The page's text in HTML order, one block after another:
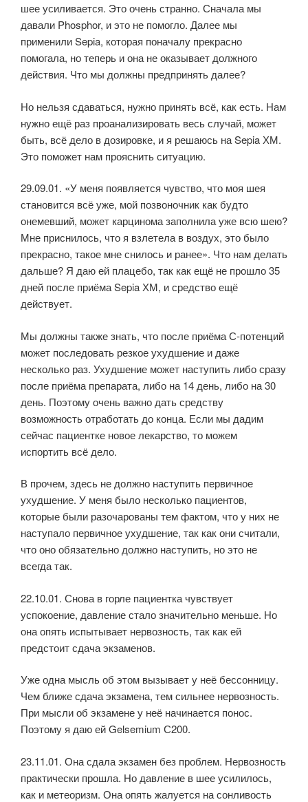
шее усиливается. Это очень странно. Сначала мы
давали Phosphor, и это не помогло. Далее мы
применили Sepia, которая поначалу прекрасно
помогала, но теперь и она не оказывает должного
действия. Что мы должны предпринять далее?
Но нельзя сдаваться, нужно принять всё, как есть. Нам
нужно ещё раз проанализировать весь случай, может
быть, всё дело в дозировке, и я решаюсь на Sepia ХМ.
Это поможет нам прояснить ситуацию.
29.09.01. «У меня появляется чувство, что моя шея
становится всё уже, мой позвоночник как будто
онемевший, может карцинома заполнила уже всю шею?
Мне приснилось, что я взлетела в воздух, это было
прекрасно, такое мне снилось и ранее». Что нам делать
дальше? Я даю ей плацебо, так как ещё не прошло 35
дней после приёма Sepia ХМ, и средство ещё
действует.
Мы должны также знать, что после приёма С-потенций
может последовать резкое ухудшение и даже
несколько раз. Ухудшение может наступить либо сразу
после приёма препарата, либо на 14 день, либо на 30
день. Поэтому очень важно дать средству
возможность отработать до конца. Если мы дадим
сейчас пациентке новое лекарство, то можем
испортить всё дело.
В прочем, здесь не должно наступить первичное
ухудшение. У меня было несколько пациентов,
которые были разочарованы тем фактом, что у них не
наступало первичное ухудшение, так как они считали,
что оно обязательно должно наступить, но это не
всегда так.
22.10.01. Снова в горле пациентка чувствует
успокоение, давление стало значительно меньше. Но
она опять испытывает нервозность, так как ей
предстоит сдача экзаменов.
Уже одна мысль об этом вызывает у неё бессонницу.
Чем ближе сдача экзамена, тем сильнее нервозность.
При мысли об экзамене у неё начинается понос.
Поэтому я даю ей Gelsemium С200.
23.11.01. Она сдала экзамен без проблем. Нервозность
практически прошла. Но давление в шее усилилось,
как и метеоризм. Она опять жалуется на сонливость